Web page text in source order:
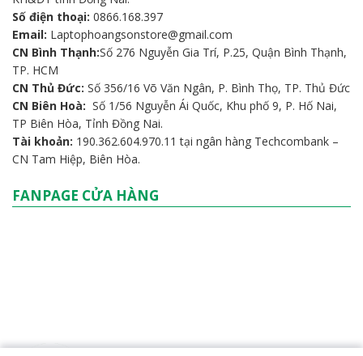
Số điện thoại: 0866.168.397
Email: Laptophoangsonstore@gmail.com
CN Bình Thạnh:Số 276 Nguyễn Gia Trí, P.25, Quận Bình Thạnh,
TP. HCM
CN Thủ Đức: Số 356/16 Võ Văn Ngân, P. Bình Thọ, TP. Thủ Đức
CN Biên Hoà: Số 1/56 Nguyễn Ái Quốc, Khu phố 9, P. Hố Nai,
TP Biên Hòa, Tỉnh Đồng Nai.
Tài khoản: 190.362.604.970.11 tại ngân hàng Techcombank –
CN Tam Hiệp, Biên Hòa.
FANPAGE CỬA HÀNG